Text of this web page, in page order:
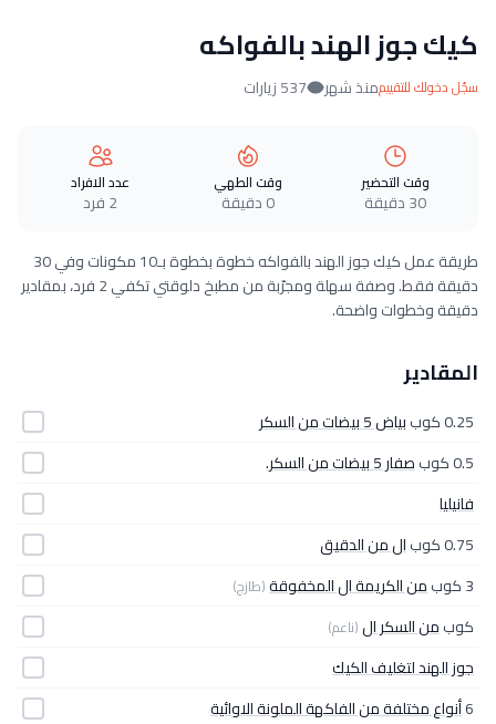
كيك جوز الهند بالفواكه
سجّل دخولك للتقييممنذ شهر 537 زيارات
وقت التحضير
30 دقيقة
وقت الطهي
0 دقيقة
عدد الافراد
2 فرد
طريقة عمل كيك جوز الهند بالفواكه خطوة بخطوة بـ10 مكونات وفي 30
دقيقة فقط. وصفة سهلة ومجرّبة من مطبخ دلوقتي تكفي 2 فرد، بمقادير
دقيقة وخطوات واضحة.
المقادير
0.25 كوب
بياض 5 بيضات من السكر
0.5 كوب
صفار 5 بيضات من السكر.
فانيليا
0.75 كوب
ال من الدقيق
3 كوب
من الكريمة ال المخفوقة(طازج)
كوبمن السكر ال(ناعم)
جوز الهند لتغليف الكيك
6أنواع مختلفة من الفاكهة الملونة الاوائية